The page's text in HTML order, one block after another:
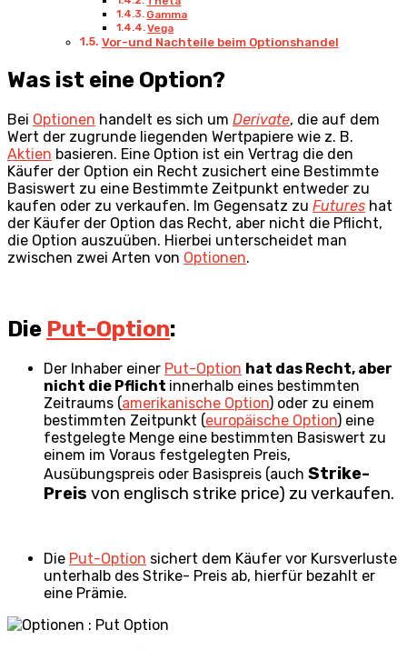
Gamma
Vega
Vor-und Nachteile beim Optionshandel
Was ist eine Option?
Bei Optionen handelt es sich um Derivate, die auf dem
Wert der zugrunde liegenden Wertpapiere wie z. B.
Aktien basieren. Eine Option ist ein Vertrag die den
Käufer der Option ein Recht zusichert eine Bestimmte
Basiswert zu eine Bestimmte Zeitpunkt entweder zu
kaufen oder zu verkaufen. Im Gegensatz zu Futures hat
der Käufer der Option das Recht, aber nicht die Pflicht,
die Option auszuüben. Hierbei unterscheidet man
zwischen zwei Arten von Optionen.
Die Put-Option:
Der Inhaber einer Put-Option hat das Recht, aber
nicht die Pflicht innerhalb eines bestimmten
Zeitraums (amerikanische Option) oder zu einem
bestimmten Zeitpunkt (europäische Option) eine
festgelegte Menge eine bestimmten Basiswert zu
einem im Voraus festgelegten Preis,
Ausübungspreis oder Basispreis (auch Strike-
Preis von englisch strike price) zu verkaufen.
Die Put-Option sichert dem Käufer vor Kursverluste
unterhalb des Strike- Preis ab, hierfür bezahlt er
eine Prämie.